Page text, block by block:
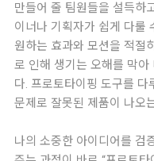
만들어 줄 팀원들을 설득하
이너나 기획자가 쉽게 다룰
원하는 효과와 모션을 적절
로 인해 생기는 오해를 막아
다. 프로토타이핑 도구를 다
문제로 잘못된 제품이 나오
나의 소중한 아이디어를 검